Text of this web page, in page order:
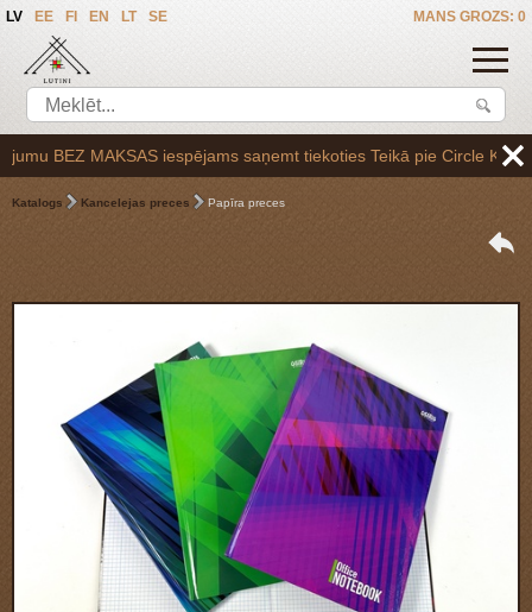
MANS GROZS: 0
LV EE FI EN LT SE
BEZ MAKSAS iespējams saņemt tiekoties Teikā pie Circle K
Katalogs Kancelejas preces Papīra preces